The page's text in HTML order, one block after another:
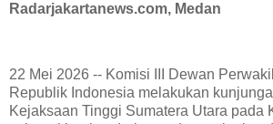
Radarjakartanews.com, Medan
22 Mei 2026 -- Komisi III Dewan
Republik Indonesia melakukan
Kejaksaan Tinggi Sumatera Utara pada